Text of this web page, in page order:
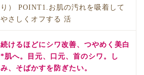
り） POINT1.お肌の汚れを吸着して
やさしくオフする 活
続けるほどにシワ改善、つやめく美白
*肌へ。目元、口元、首のシワ。し
み、そばかすを防ぎたい。